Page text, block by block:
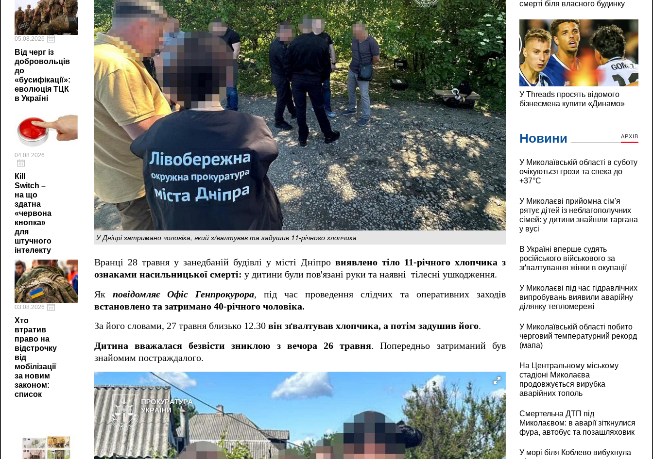
05.08.2026
Від черг із
добровольців
до
«бусифікації»:
еволюція ТЦК
в Україні
04.08.2026
Кill
Switch –
на що
здатна
«червона
кнопка»
для
штучного
інтелекту
03.08.2026
Хто
втратив
право на
відстрочку
від
мобілізації
за новим
законом:
список
У Дніпрі затримано чоловіка, який зґвалтував та задушив 11-річного хлопчика
Вранці 28 травня у занедбаній будівлі у місті Дніпро виявлено тіло 11-річного хлопчика з
ознаками насильницької смерті: у дитини були пов'язані руки та наявні тілесні ушкодження.
Якповідомляє Офіс Генпрокурора, під час проведення слідчих та оперативних заходів
встановлено та затримано 40-річного чоловіка.
За його словами, 27 травня близько 12.30 він зґвалтував хлопчика, а потім задушив його.
Дитина вважалася безвісти зниклою з вечора 26 травня. Попередньо затриманий був
знайомим постраждалого.
Новини АРХІВ
У Миколаївській області в суботу
очікуються грози та спека до
+37°C
У Миколаєві прийомна сім'я
рятує дітей із неблагополучних
сімей: у дитини знайшли таргана
у вусі
В Україні вперше судять
російського військового за
зґвалтування жінки в окупації
У Миколаєві під час гідравлічних
випробувань виявили аварійну
ділянку тепломережі
У Миколаївській області побито
черговий температурний рекорд
(мапа)
На Центральному міському
стадіоні Миколаєва
продовжується вирубка
аварійних тополь
Смертельна ДТП під
Миколаєвом: в аварії зіткнулися
фура, автобус та позашляховик
У морі біля Коблево вибухнула